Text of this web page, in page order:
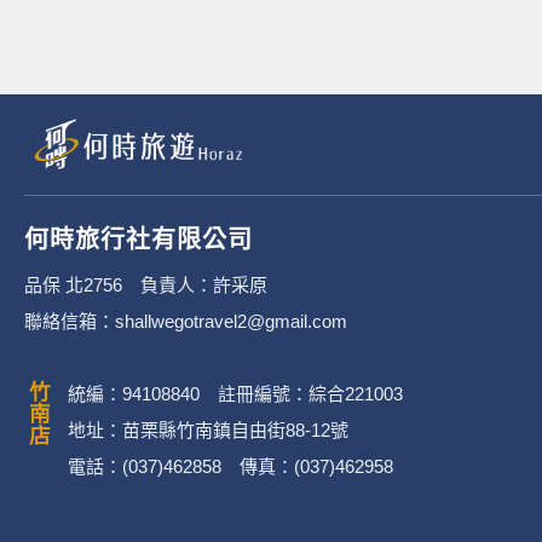
何時旅行社有限公司
品保 北2756 負責人：許采原
聯絡信箱：shallwegotravel2@gmail.com
竹南店
統編：94108840 註冊編號：綜合221003
地址：苗栗縣竹南鎮自由街88-12號
電話：(037)462858 傳真：(037)462958